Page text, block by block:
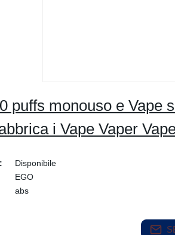
puffs monouso e Vape
i Vape Vaper
Disponibile
EGO
abs